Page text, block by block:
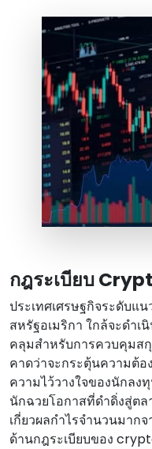
กฎระเบียบ
ประเทศเศรษฐกิจระดับแ
สหรัฐอเมริกา ใกล้จะดํา
คลุมสําหรับการควบคุมส
คาดว่าจะกระตุ้นความต้
ความไว้วางใจของนักล
นักฉวยโอกาสที่ดําดิ่งสู่ตล
เกี่ยวผลกําไรจํานวนมาก
ด้านกฎระเบียบของ